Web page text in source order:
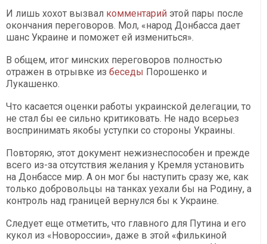
И лишь хохот вызвал комментарий этой пары после
окончания переговоров. Мол, «народ Донбасса дает
шанс Украине и поможет ей измениться».
В общем, итог минских переговоров полностью
отражен в отрывке из беседы Порошенко и
Лукашенко.
Что касается оценки работы украинской делегации, то
не стал бы ее сильно критиковать. Не надо всерьез
воспринимать якобы уступки со стороны Украины.
Повторяю, этот документ нежизнеспособен и прежде
всего из-за отсутствия желания у Кремля установить
на Донбассе мир. А он мог бы наступить сразу же, как
только добровольцы на танках уехали бы на Родину, а
контроль над границей вернулся бы к Украине.
Следует еще отметить, что главного для Путина и его
кукол из «Новороссии», даже в этой «филькиной